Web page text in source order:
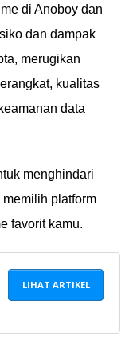
di Anoboy dan
dan dampak
merugikan
kualitas
data
menghindari
platform
favorit kamu.
LIHAT ARTIKEL